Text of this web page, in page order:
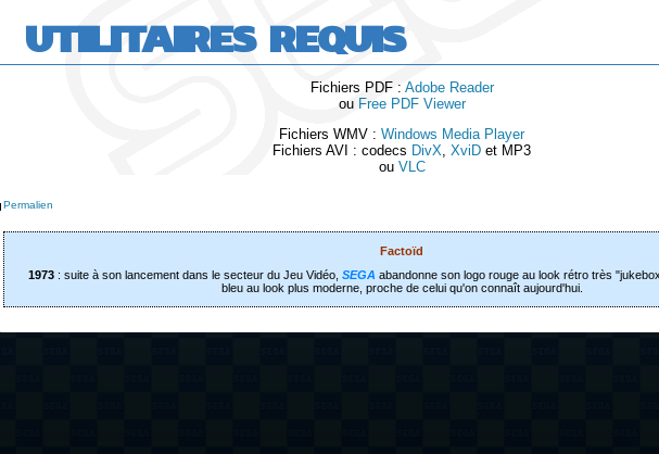
UTILITAIRES REQUIS
Fichiers PDF : Adobe Reader
ou Free PDF Viewer
Fichiers WMV : Windows Media Player
Fichiers AVI : codecs DivX, XviD et MP3
ou VLC
Permalien
Factoïd
1973: suite à son lancement dans le secteur du Jeu Vidéo, SEGA abandonne son logo rouge au look rétro très
bleu au look plus moderne, proche de celui qu'on connaît aujourd'hui.